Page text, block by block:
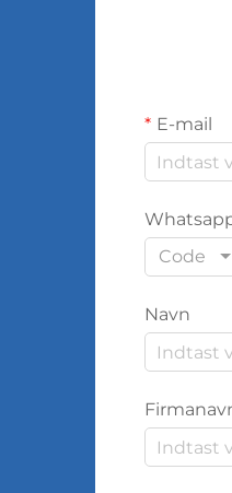
E-mail
Code
Navn